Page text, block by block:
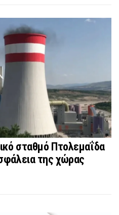
σταθμό Πτολεμαΐδα
της χώρας